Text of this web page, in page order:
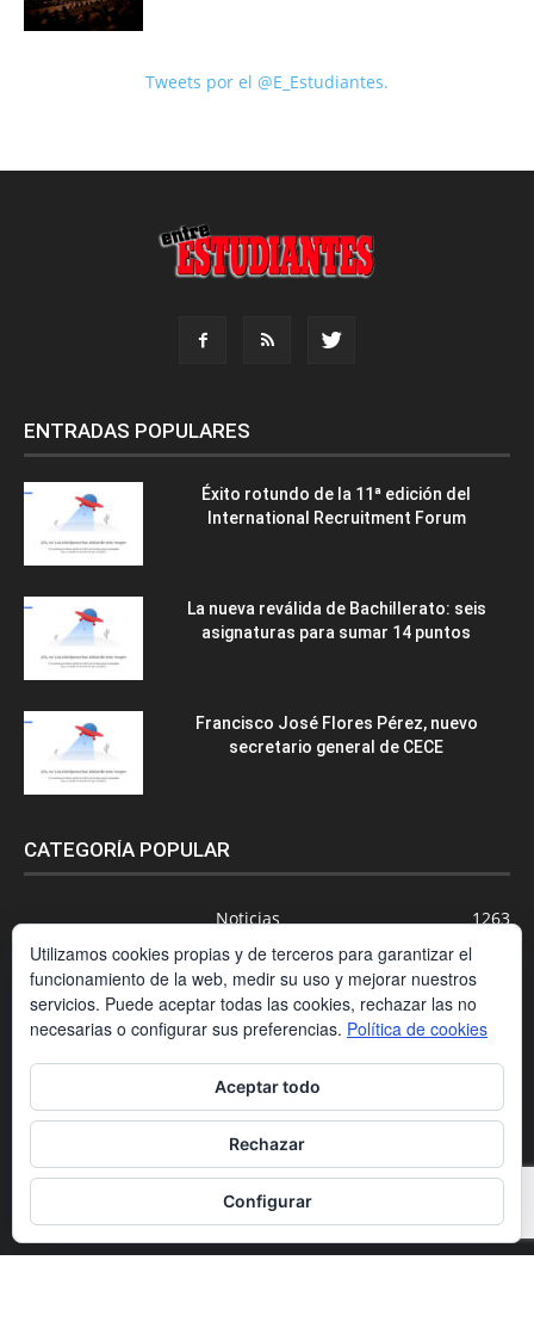
Tweets por el @E_Estudiantes.
ENTRADAS POPULARES
Éxito rotundo de la 11ª edición del
International Recruitment Forum
La nueva reválida de Bachillerato: seis
asignaturas para sumar 14 puntos
Francisco José Flores Pérez, nuevo
secretario general de CECE
CATEGORÍA POPULAR
Noticias
1263
Newsletter
Actualidad
Universidades
556
Blog
391
Agenda
Nuevas Tecnologías
200
Estudios
188
Centros Privados
Utilizamos cookies propias y de terceros para garantizar el
funcionamiento de la web, medir su uso y mejorar nuestros
servicios. Puede aceptar todas las cookies, rechazar las no
necesarias o configurar sus preferencias. Política de cookies
Aceptar todo
Rechazar
Configurar